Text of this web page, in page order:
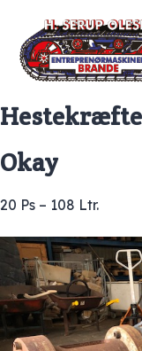
Okay
20 Ps – 108 Ltr.